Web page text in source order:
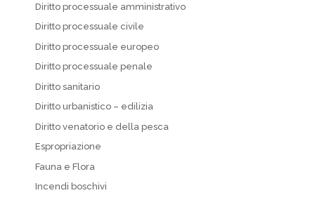
Diritto processuale amministrativo
Diritto processuale civile
Diritto processuale europeo
Diritto processuale penale
Diritto sanitario
Diritto urbanistico – edilizia
Diritto venatorio e della pesca
Espropriazione
Fauna e Flora
Incendi boschivi